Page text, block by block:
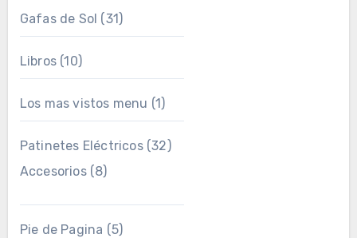
Gafas de Sol (31)
Libros(10)
Los mas vistos menu (1)
Patinetes Eléctricos(32)
Accesorios(8)
Pie de Pagina (5)